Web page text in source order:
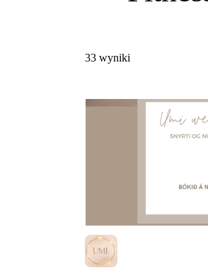
33 wyniki